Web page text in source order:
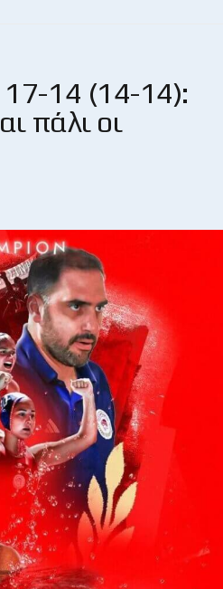
17-14 (14-14):
πάλι οι